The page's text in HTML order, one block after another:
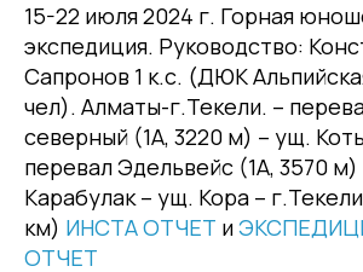
15-22 июля 2024 г. Горная
экспедиция. Руководство:
Сапронов 1 к.с. (ДЮК
чел). Алматы-г.Текели. –
северный (1А, 3220 м) – ущ.
перевал Эдельвейс (1А, 3570
Карабулак – ущ. Кора –
км) ИНСТА ОТЧЕТ и
ОТЧЕТ